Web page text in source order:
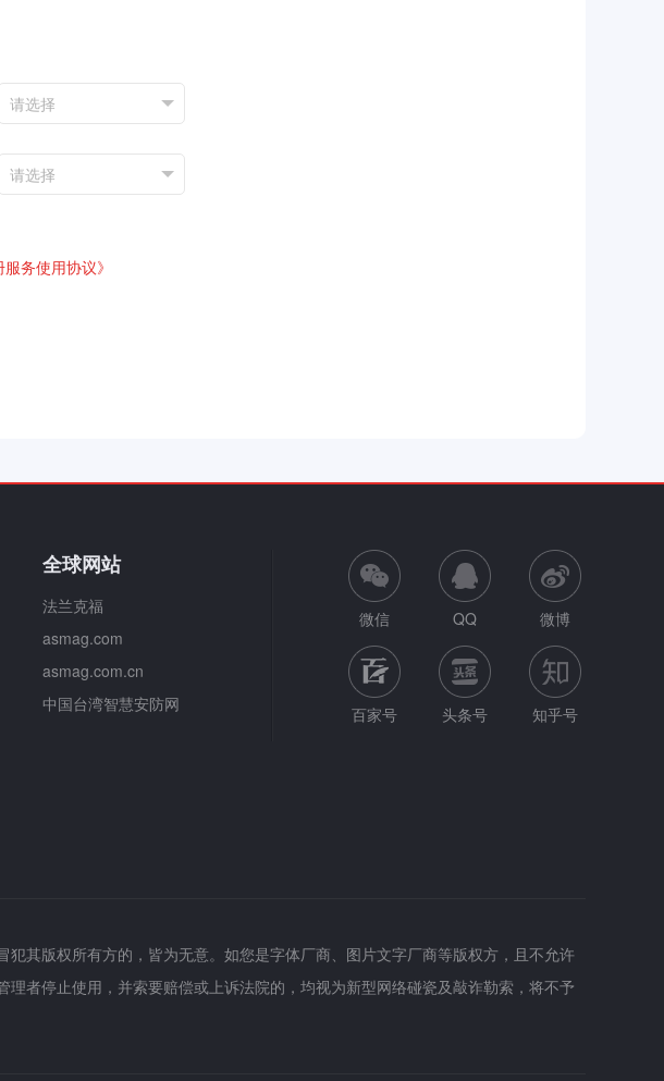
服务使用协议》
全球网站
法兰克福
asmag.com
asmag.com.cn
中国台湾智慧安防网
微信 QQ 微博
百家号 头条号 知乎号
其版权所有方的，皆为无意。如您是字体厂商、图片文字厂商等版权方，且不允许
者停止使用，并索要赔偿或上诉法院的，均视为新型网络碰瓷及敲诈勒索，将不予